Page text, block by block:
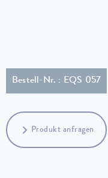
Bestell-Nr. : EQS 057
Produkt anfragen